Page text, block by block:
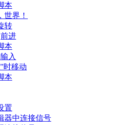
本
世界！
转
前进
本
入
时移动
本
置
器中连接信号